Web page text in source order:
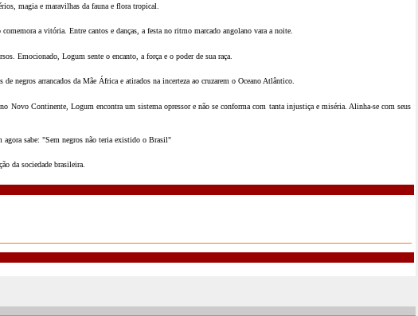
magia e maravilhas da fauna e flora tropical.
a vitória. Entre cantos e danças, a festa no ritmo marcado angolano vara a noite.
Emocionado, Logum sente o encanto, a força e o poder de sua raça.
arrancados da Mãe África e atirados na incerteza ao cruzarem o Oceano Atlântico.
Novo Continente, Logum encontra um sistema opressor e não se conforma com tanta injustiça e miséria. Alinha-se com seus
agora sabe: "Sem negros não teria existido o Brasil"
da sociedade brasileira.